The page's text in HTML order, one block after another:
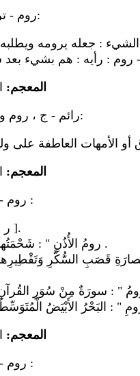
روم - ترويما:
المعجم:
رائم - ج ، روم وروام:
المعجم:
روم - رُومٌ :
[ ر و م ].
1 ." رومُ الأُذُنِ " : شَحْمَتُها .
المعجم:
روم - رَوَّمَ :